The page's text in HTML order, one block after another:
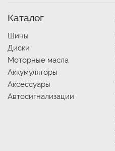
Каталог
Шины
Диски
Моторные масла
Аккумуляторы
Аксессуары
Автосигнализации